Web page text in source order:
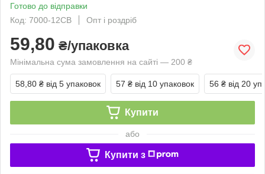
Готово до відправки
Код: 7000-12СВ
Опт і роздріб
59,80 ₴/упаковка
Мінімальна сума замовлення на сайті — 200 ₴
58,80 ₴ від 5 упаковок 57 ₴ від 10 упаковок 56 ₴ від 20
Купити
або
Купити з